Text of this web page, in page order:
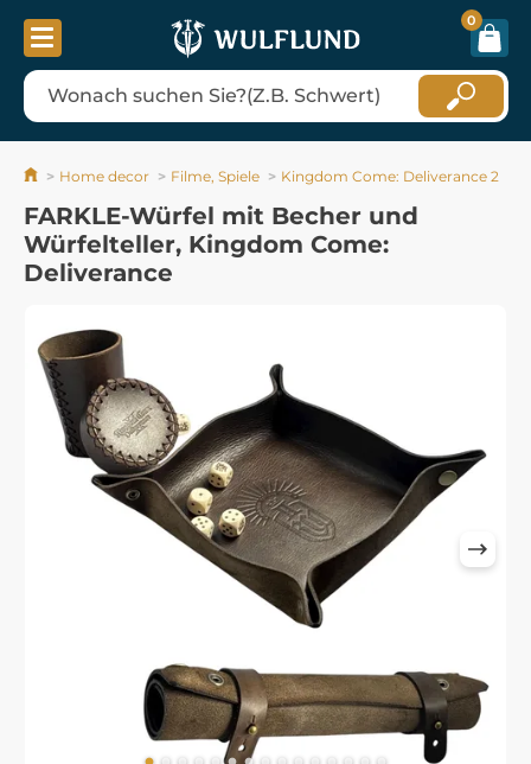
0
Home decor Filme, Spiele Kingdom Come: Deliverance 2
FARKLE-Würfel mit Becher und
Würfelteller, Kingdom Come:
Deliverance